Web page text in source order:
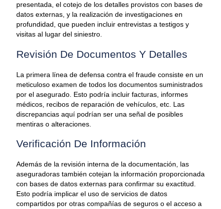
presentada, el cotejo de los detalles provistos con bases de
datos externas, y la realización de investigaciones en
profundidad, que pueden incluir entrevistas a testigos y
visitas al lugar del siniestro.
Revisión De Documentos Y Detalles
La primera línea de defensa contra el fraude consiste en un
meticuloso examen de todos los documentos suministrados
por el asegurado. Esto podría incluir facturas, informes
médicos, recibos de reparación de vehículos, etc. Las
discrepancias aquí podrían ser una señal de posibles
mentiras o alteraciones.
Verificación De Información
Además de la revisión interna de la documentación, las
aseguradoras también cotejan la información proporcionada
con bases de datos externas para confirmar su exactitud.
Esto podría implicar el uso de servicios de datos
compartidos por otras compañías de seguros o el acceso a